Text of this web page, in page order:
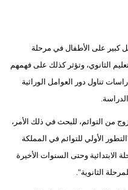
كبير على الأطفال في مرحلة
الثانوي، وتؤثر كذلك على فهمهم
تناول دور العوامل الوراثية
من التوائم، للبحث في ذلك الأمر،
الأولي للتوائم في المملكة
الابتدائية وحتى السنوات الأخيرة
الثانوية".